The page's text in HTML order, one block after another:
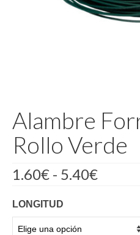
Alambre
Rollo Verde
1.60€ - 5.40€Rango
1.60€
LONGITUD